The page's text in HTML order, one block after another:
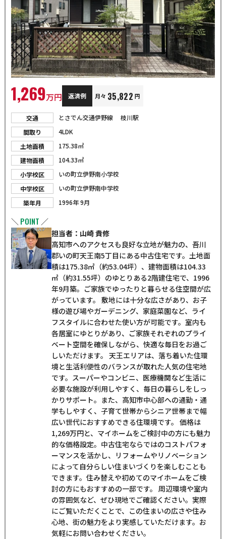
1,269万円 返済例 月々 35,822 円
交通
とさでん交通伊野線 枝川駅
間取り
4LDK
土地面積
175.38㎡
建物面積
104.33㎡
小学校区
いの町立伊野南小学校
中学校区
いの町立伊野南中学校
築年月
1996年 9月
＼ POINT ／
担当者：山崎 貴修
高知市へのアクセスも良好な立地が魅力の、吾川
郡いの町天王南5丁目にある中古住宅です。土地面
積は175.38㎡（約53.04坪）、建物面積は104.33
㎡（約31.55坪）のゆとりある2階建住宅で、1996
年9月築。ご家族でゆったりと暮らせる住空間が広
がっています。 敷地には十分な広さがあり、お子
様の遊び場やガーデニング、家庭菜園など、ライ
フスタイルに合わせた使い方が可能です。室内も
各居室にゆとりがあり、ご家族それぞれのプライ
ベート空間を確保しながら、快適な毎日をお過ご
しいただけます。 天王エリアは、落ち着いた住環
境と生活利便性のバランスが取れた人気の住宅地
です。スーパーやコンビニ、医療機関など生活に
必要な施設が利用しやすく、毎日の暮らしをしっ
かりサポート。また、高知市中心部への通勤・通
学もしやすく、子育て世帯からシニア世帯まで幅
広い世代におすすめできる住環境です。 価格は
1,269万円と、マイホームをご検討中の方にも魅力
的な価格設定。中古住宅ならではのコストパフォ
ーマンスを活かし、リフォームやリノベーション
によって自分らしい住まいづくりを楽しむことも
できます。住み替えや初めてのマイホームをご検
討の方にもおすすめの一邸です。 周辺環境や室内
の雰囲気など、ぜひ現地でご確認ください。実際
にご覧いただくことで、この住まいの広さや住み
心地、街の魅力をより実感していただけます。お
気軽にお問い合わせください。